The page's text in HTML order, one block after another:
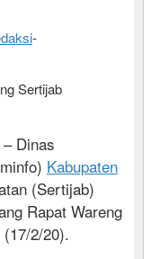
-
– Dinas
Kabupaten
(Sertijab)
Rapat Wareng
(17/2/20).